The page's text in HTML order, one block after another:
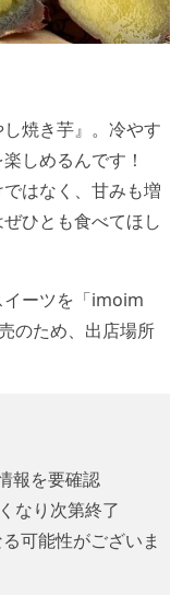
焼き芋』。冷やす
楽しめるんです！
はなく、甘みも増
ひとも食べてほし
イーツを「imoim
のため、出店場所
報を要確認
なり次第終了
可能性がございま